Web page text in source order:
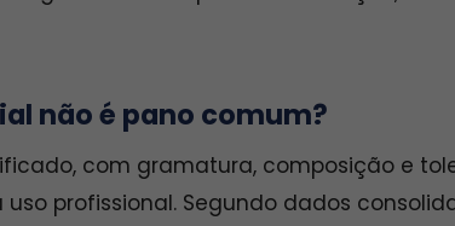
não é pano comum?
com gramatura, composição e
profissional. Segundo dados